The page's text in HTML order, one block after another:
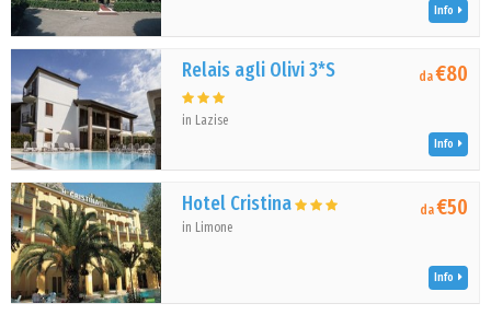
Info
Relais agli Olivi 3*S
in Lazise
da€80
Info
Hotel Cristina
in Limone
da€50
Info